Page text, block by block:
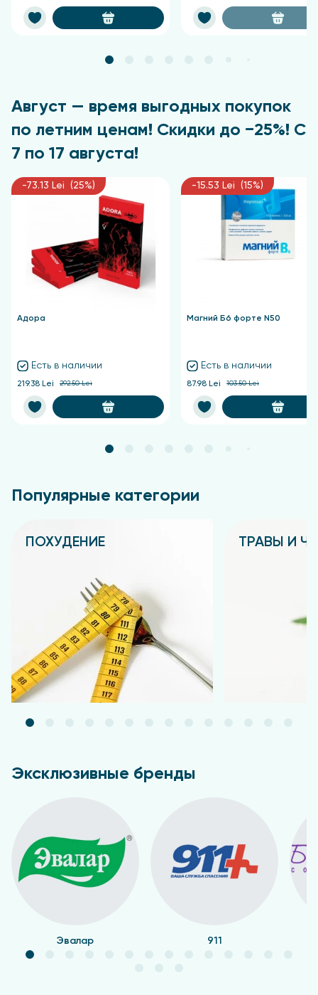
Август — время выгодных покупок
по летним ценам! Скидки до −25%! С
7 по 17 августа!
-73.13 Lei (25%)
Адора
Есть в наличии
219.38 Lei 292.50 Lei
-15.53 Lei (15%)
Магний Б6 форте N50
Есть в наличии
87.98 Lei 103.50 Lei
Популярные категории
ПОХУДЕНИЕ ТРАВЫ И
Эксклюзивные бренды
Эвалар 911